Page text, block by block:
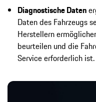
Diagnostische Daten
Daten des Fahrzeugs
Herstellern
beurteilen und die
Service erforderlich ist.